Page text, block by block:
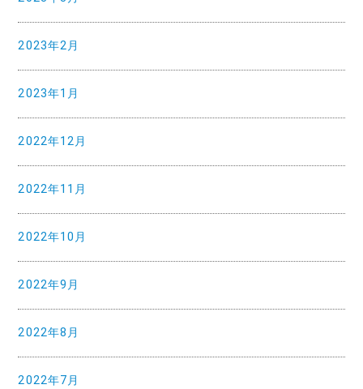
2023年2月
2023年1月
2022年12月
2022年11月
2022年10月
2022年9月
2022年8月
2022年7月